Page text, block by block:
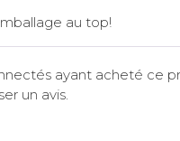
au top!
ayant acheté ce
un avis.